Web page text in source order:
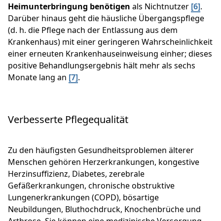
Heimunterbringung benötigen als Nichtnutzer [6].
Darüber hinaus geht die häusliche Übergangspflege
(d. h. die Pflege nach der Entlassung aus dem
Krankenhaus) mit einer geringeren Wahrscheinlichkeit
einer erneuten Krankenhauseinweisung einher; dieses
positive Behandlungsergebnis hält mehr als sechs
Monate lang an [7].
Verbesserte Pflegequalität
Zu den häufigsten Gesundheitsproblemen älterer
Menschen gehören Herzerkrankungen, kongestive
Herzinsuffizienz, Diabetes, zerebrale
Gefäßerkrankungen, chronische obstruktive
Lungenerkrankungen (COPD), bösartige
Neubildungen, Bluthochdruck, Knochenbrüche und